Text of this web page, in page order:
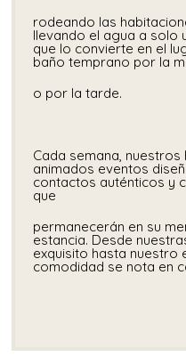
rodeando las
llevando el agua a solo
que lo convierte en el
baño temprano por la
o por la tarde.
Cada semana,
animados eventos
contactos auténticos y
que
permanecerán en su
estancia. Desde
exquisito hasta nuestro
comodidad se nota en